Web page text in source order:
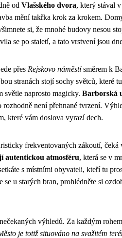
od Vlašského dvora, který stával
mění takřka krok za krokem.
si, že mnohé budovy nesou
se po staletí, a tato vrstvení jsou
přes Rejskovo náměstísměrem k
stranách stojí sochy světců,
světle naprosto magicky. Barborská
rozhodně není přehnané tvrzení.
které vám doslova vyrazí dech.
frekventovaných zákoutí, čeká
autentickou atmosféru, která se v
s místními obyvateli, kteří tu
se u starých bran, prohlédněte si
výhledů. Za každým
je totiž situováno na svažitém